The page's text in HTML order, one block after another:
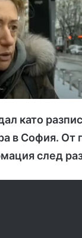
като
в София. От
след